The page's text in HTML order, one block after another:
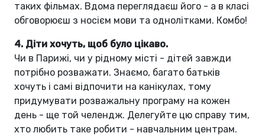
таких фільмах. Вдома переглядаєш його - а в класі
обговорюєш з носієм мови та однолітками. Комбо!
4. Діти хочуть, щоб було цікаво.
Чи в Парижі, чи у рідному місті - дітей завжди
потрібно розважати. Знаємо, багато батьків
хочуть і самі відпочити на канікулах, тому
придумувати розважальну програму на кожен
день - ще той челендж. Делегуйте цю справу тим,
хто любить таке робити - навчальним центрам.